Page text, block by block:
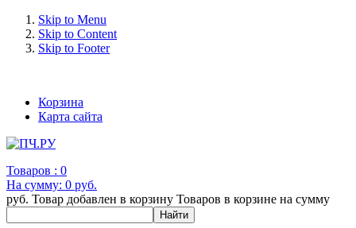
Skip to Menu
Skip to Content
Skip to Footer
Корзина
Карта сайта
Товаров : 0
На сумму: 0 руб.
руб. Товар добавлен в корзину Товаров в корзине на сумму